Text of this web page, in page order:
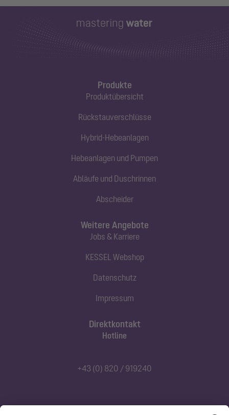
Produkte
Produktübersicht
Rückstauverschlüsse
Hybrid-Hebeanlagen
Hebeanlagen und Pumpen
Abläufe und Duschrinnen
Abscheider
Direktkontakt
Hotline
+43 (0) 820 / 919240
Weitere Angebote
Jobs & Karriere
KESSEL Webshop
Datenschutz
Impressum